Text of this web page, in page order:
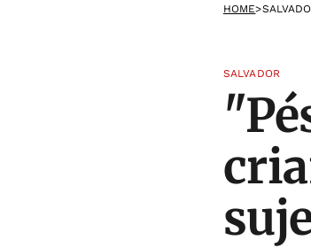
HOME>
SALVADOR